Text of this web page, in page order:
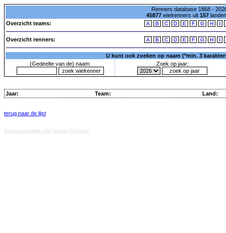
Renners database 1868 -
45877wielrenners uit 157
Overzicht teams:
A B C D E F G H I
Overzicht renners: A B C D E F G H I
U kunt ook zoeken op naam (*min. 3
(Gedeelte van de) naam:
Zoek op jaar:
Jaar: Team: Land:
terug naar de lijst
Database techniek: Sini Internet Projecten